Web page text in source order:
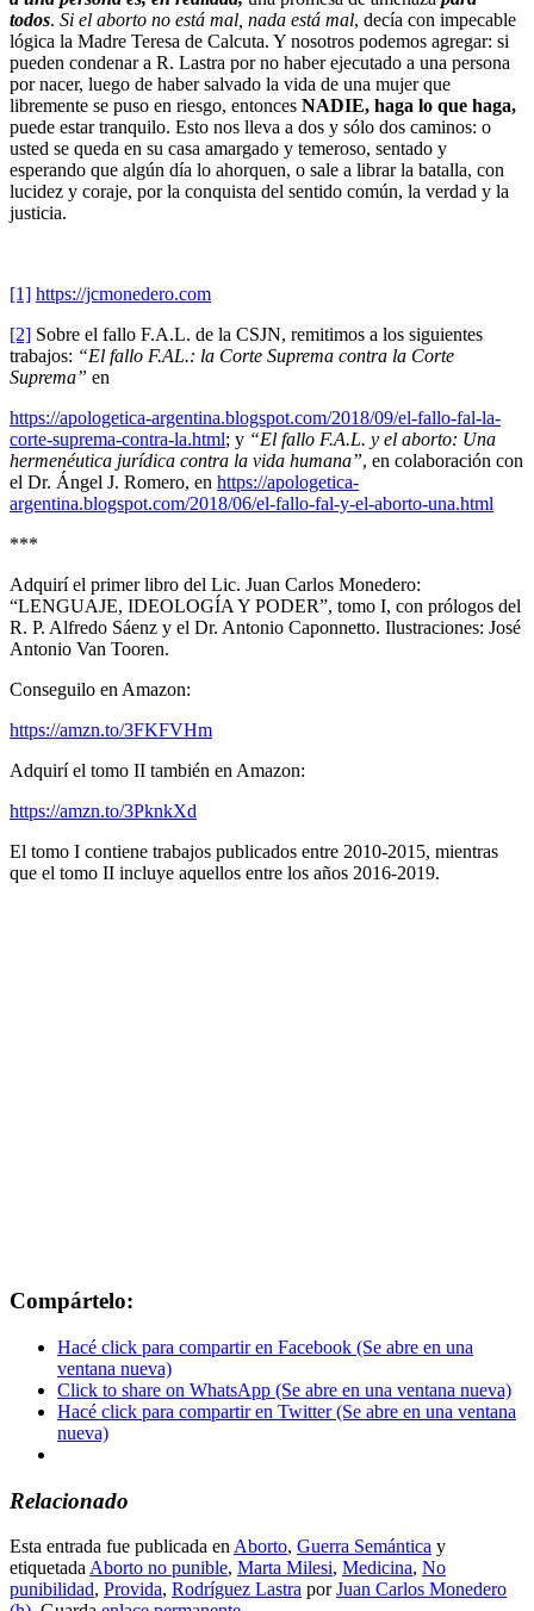
todos. Si el aborto no está mal, nada está mal, decía con impecable
lógica la Madre Teresa de Calcuta. Y nosotros podemos agregar: si
pueden condenar a R. Lastra por no haber ejecutado a una persona
por nacer, luego de haber salvado la vida de una mujer que
libremente se puso en riesgo, entonces NADIE, haga lo que haga,
puede estar tranquilo. Esto nos lleva a dos y sólo dos caminos: o
usted se queda en su casa amargado y temeroso, sentado y
esperando que algún día lo ahorquen, o sale a librar la batalla, con
lucidez y coraje, por la conquista del sentido común, la verdad y la
justicia.
[1] https://jcmonedero.com
[2] Sobre el fallo F.A.L. de la CSJN, remitimos a los siguientes
trabajos: “El fallo F.AL.: la Corte Suprema contra la Corte
Suprema” en
https://apologetica-argentina.blogspot.com/2018/09/el-fallo-fal-la-
corte-suprema-contra-la.html; y “El fallo F.A.L. y el aborto: Una
hermenéutica jurídica contra la vida humana”, en colaboración con
el Dr. Ángel J. Romero, en https://apologetica-
argentina.blogspot.com/2018/06/el-fallo-fal-y-el-aborto-una.html
***
Adquirí el primer libro del Lic. Juan Carlos Monedero:
“LENGUAJE, IDEOLOGÍA Y PODER”, tomo I, con prólogos del
R. P. Alfredo Sáenz y el Dr. Antonio Caponnetto. Ilustraciones: José
Antonio Van Tooren.
Conseguilo en Amazon:
https://amzn.to/3FKFVHm
Adquirí el tomo II también en Amazon:
https://amzn.to/3PknkXd
El tomo I contiene trabajos publicados entre 2010-2015, mientras
que el tomo II incluye aquellos entre los años 2016-2019.
Compártelo:
Hacé click para compartir en Facebook (Se abre en una
ventana nueva)
Click to share on WhatsApp (Se abre en una ventana nueva)
Hacé click para compartir en Twitter (Se abre en una ventana
nueva)
Relacionado
Esta entrada fue publicada en Aborto, Guerra Semántica y
etiquetada Aborto no punible, Marta Milesi, Medicina, No
punibilidad, Provida, Rodríguez Lastra porJuan Carlos Monedero